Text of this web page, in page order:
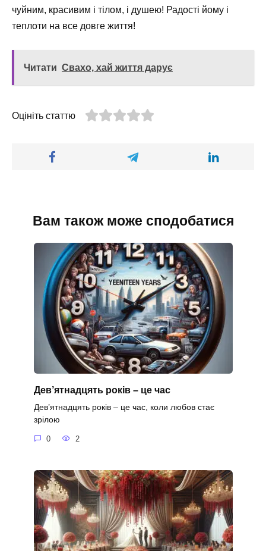
чуйним, красивим і тілом, і душею! Радості йому і
теплоти на все довге життя!
Читати Свахо, хай життя дарує
Оцініть статтю
Вам також може сподобатися
Дев’ятнадцять років – це час
Дев’ятнадцять років – це час, коли любов стає
зрілою
0 2